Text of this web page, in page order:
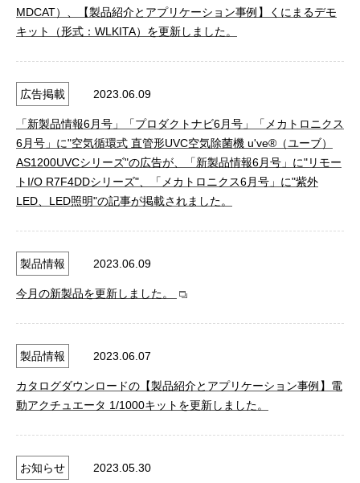
MDCAT）、【製品紹介とアプリケーション事例】くにまるデモ
キット（形式：WLKITA）を更新しました。
広告掲載 2023.06.09
「新製品情報6月号」「プロダクトナビ6月号」「メカトロニクス
6月号」に"空気循環式 直管形UVC空気除菌機 u've®（ユーブ）
AS1200UVCシリーズ"の広告が、「新製品情報6月号」に"リモー
トI/O R7F4DDシリーズ"、「メカトロニクス6月号」に"紫外
LED、LED照明"の記事が掲載されました。
製品情報 2023.06.09
今月の新製品を更新しました。
製品情報 2023.06.07
カタログダウンロードの【製品紹介とアプリケーション事例】電
動アクチュエータ 1/1000キットを更新しました。
お知らせ 2023.05.30